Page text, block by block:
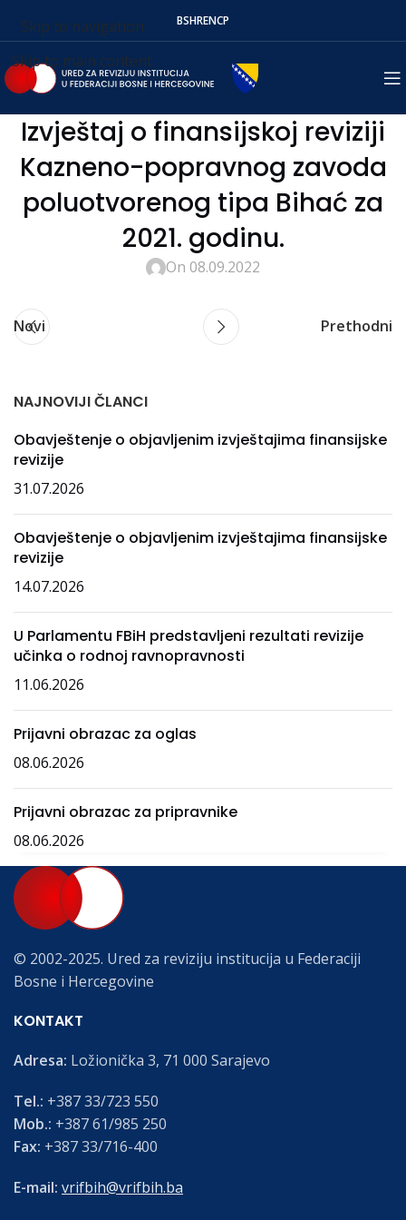
Skip to navigation
Skip to main content
BSHRENСР
Izvještaj o finansijskoj reviziji
Kazneno-popravnog zavoda
poluotvorenog tipa Bihać za
2021. godinu.
On 08.09.2022
Novi Prethodni
NAJNOVIJI ČLANCI
Obavještenje o objavljenim izvještajima finansijske
revizije
31.07.2026
Obavještenje o objavljenim izvještajima finansijske
revizije
14.07.2026
U Parlamentu FBiH predstavljeni rezultati revizije
učinka o rodnoj ravnopravnosti
11.06.2026
Prijavni obrazac za oglas
08.06.2026
Prijavni obrazac za pripravnike
08.06.2026
© 2002-2025. Ured za reviziju institucija u Federaciji
Bosne i Hercegovine
KONTAKT
Adresa: Ložionička 3, 71 000 Sarajevo
Tel.: +387 33/723 550
Mob.: +387 61/985 250
Fax: +387 33/716-400
E-mail: vrifbih@vrifbih.ba